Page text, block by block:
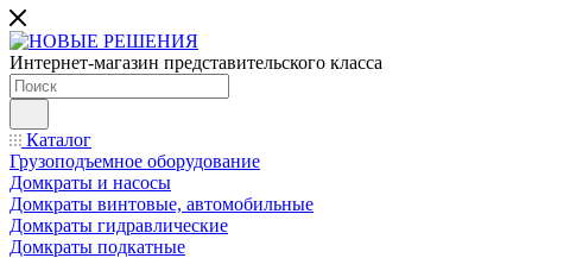
Интернет-магазин представительского класса
Каталог
Грузоподъемное оборудование
Домкраты и насосы
Домкраты винтовые, автомобильные
Домкраты гидравлические
Домкраты подкатные